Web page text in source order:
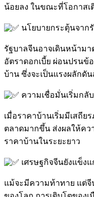
น้อยลง ในขณะที่โอกาสเ
นโยบายกระตุ้นจาก
รัฐบาลจีนอาจเดินหน้ามา
อัตราดอกเบี้ย ผ่อนปรน
บ้าน ซึ่งจะเป็นแรงผลักดั
ความเชื่อมั่นเริ่มกลั
เมื่อราคาบ้านเริ่มมีเสถีย
ตลาดมากขึ้น ส่งผลให้คว
ราคาบ้านในระยะยาว
เศรษฐกิจจีนยังแข็งแ
แม้จะมีความท้าทาย แต่จี